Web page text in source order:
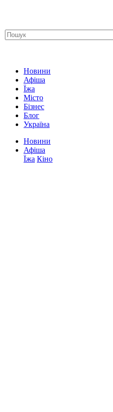
Новини
Афіша
Їжа
Місто
Бізнес
Блог
Україна
Новини
Афіша
Їжа Кіно